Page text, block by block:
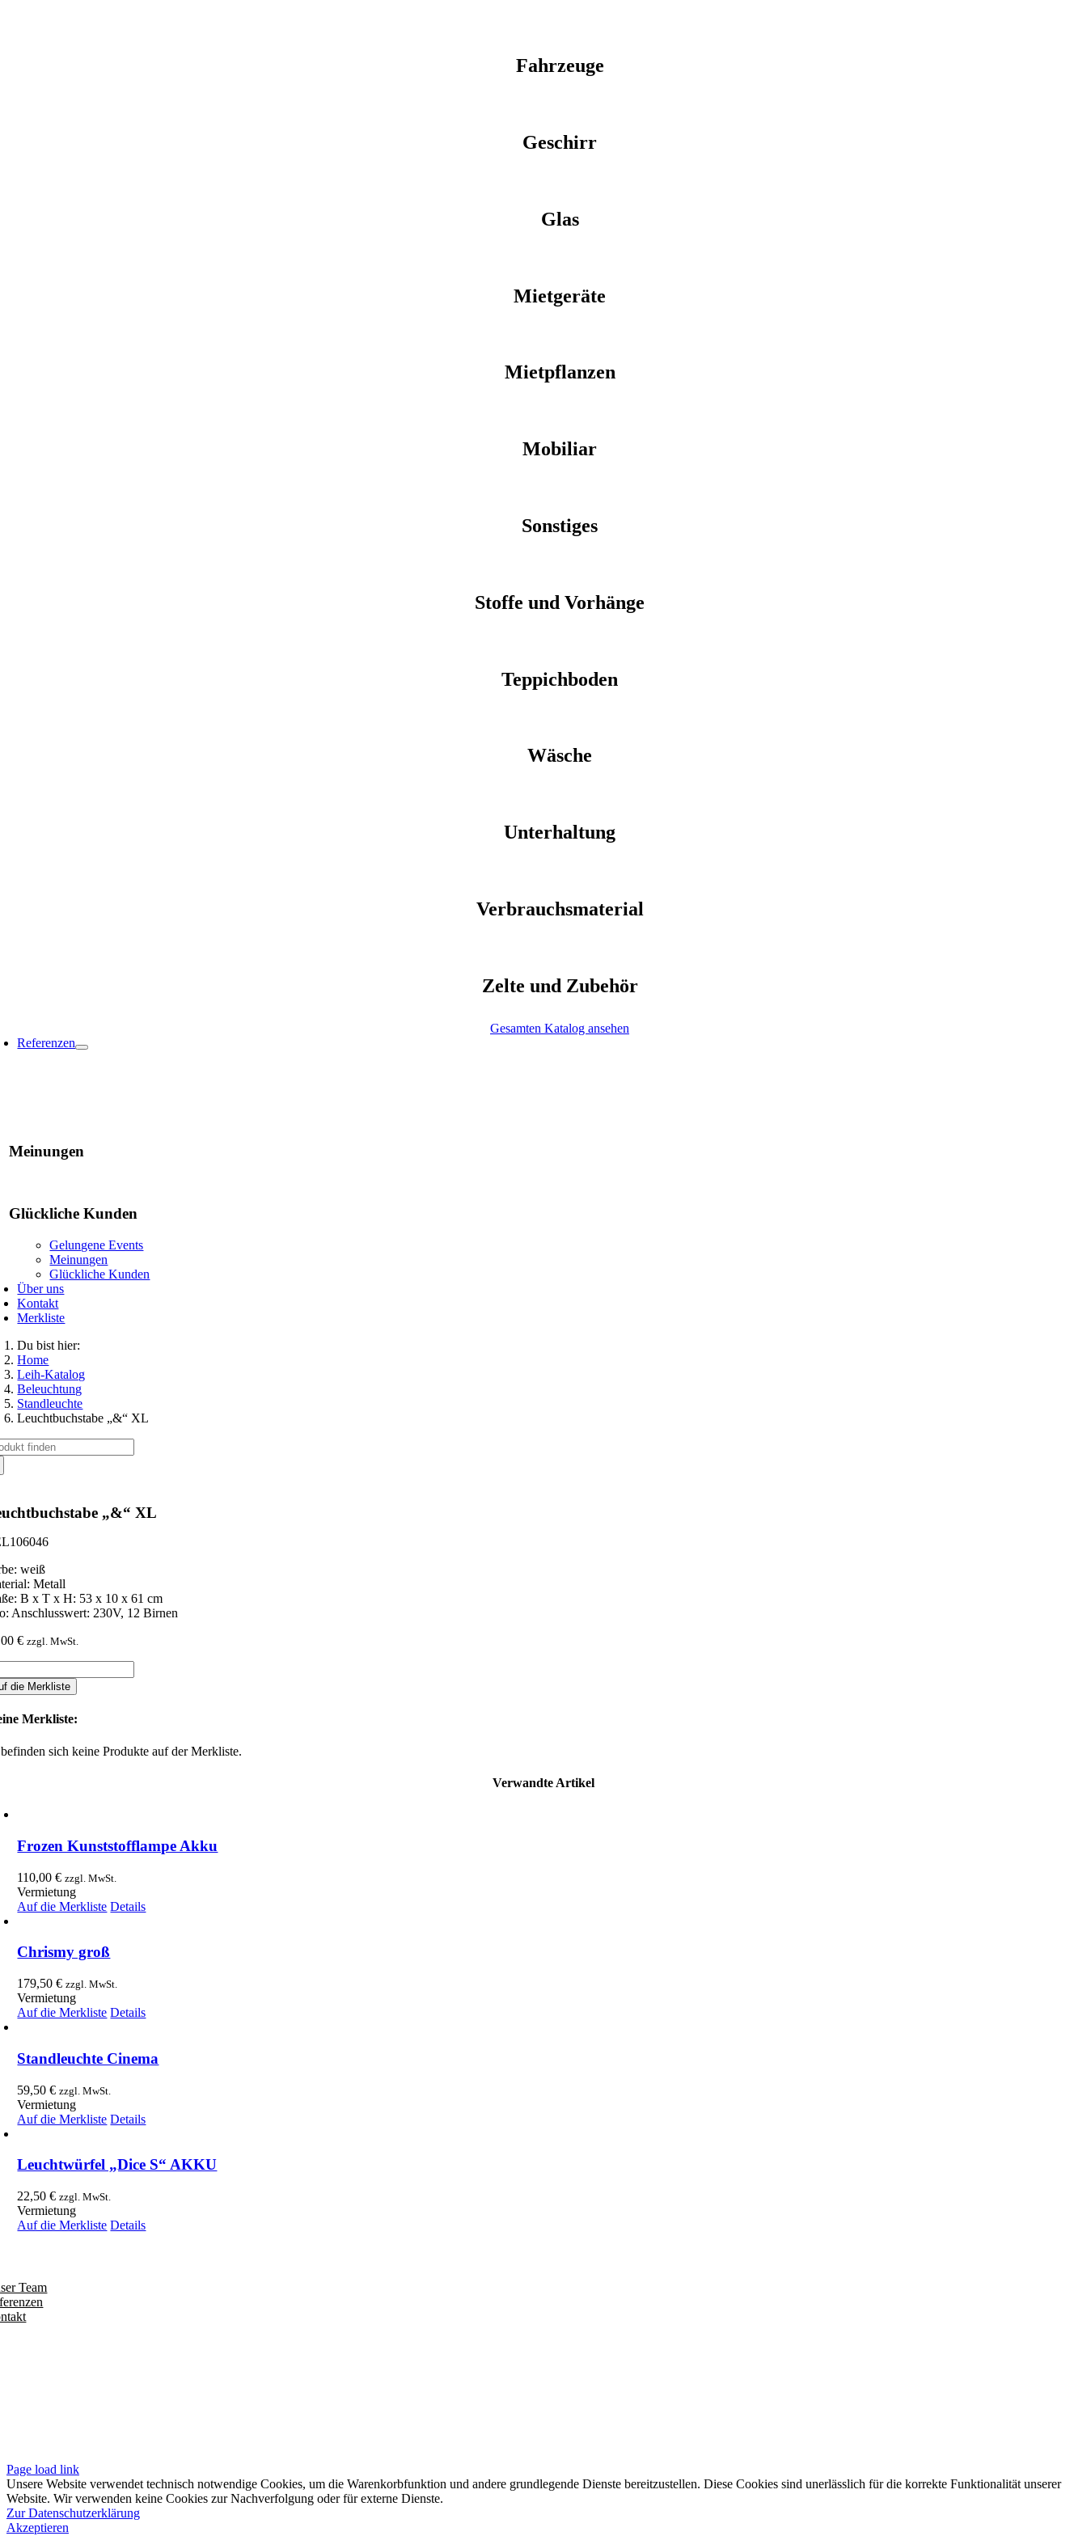
Fahrzeuge
Geschirr
Glas
Mietgeräte
Mietpflanzen
Mobiliar
Sonstiges
Stoffe und Vorhänge
Teppichboden
Wäsche
Unterhaltung
Verbrauchsmaterial
Zelte und Zubehör
Gesamten Katalog ansehen
Referenzen
Meinungen
Glückliche Kunden
Gelungene Events
Meinungen
Glückliche Kunden
Über uns
Kontakt
Merkliste
Du bist hier:
Home
Leih-Katalog
Beleuchtung
Standleuchte
Leuchtbuchstabe „&“ XL
„&“ XL
weiß
Metall
B x T x H: 53 x 10 x 61 cm
Anschlusswert: 230V, 12 Birnen
€ zzgl. MwSt.
die Merkliste
Merkliste:
sich keine Produkte auf der Merkliste.
Verwandte Artikel
Frozen Kunststofflampe Akku
110,00€ zzgl. MwSt.
Vermietung
Auf die Merkliste Details
Chrismy groß
179,50€ zzgl. MwSt.
Vermietung
Auf die Merkliste Details
Standleuchte Cinema
59,50€ zzgl. MwSt.
Vermietung
Auf die Merkliste Details
Leuchtwürfel „Dice S“ AKKU
22,50€ zzgl. MwSt.
Vermietung
Auf die Merkliste Details
Team
Page load link
Unsere Website verwendet technisch notwendige Cookies, um die Warenkorbfunktion und andere grundlegende Dienste bereitzustellen. Diese Cookies sind unerlässlich für die korrekte Funktionalität unserer
Website. Wir verwenden keine Cookies zur Nachverfolgung oder für externe Dienste.
Zur Datenschutzerklärung
Akzeptieren